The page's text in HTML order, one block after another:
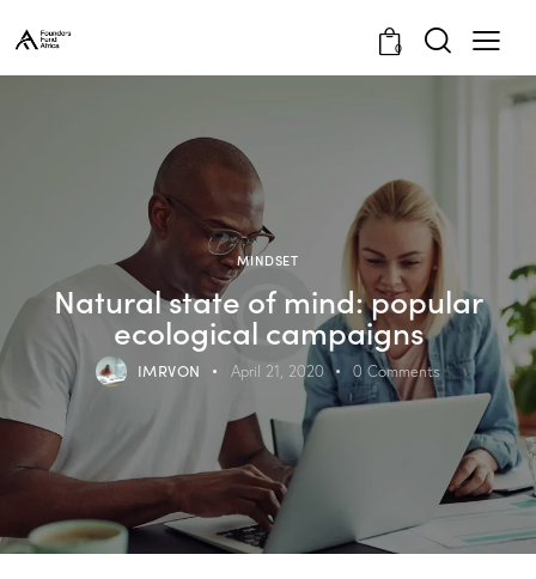
0
MINDSET
Natural state of mind: popular
ecological campaigns
IMRVON April 21, 2020 0 Comments